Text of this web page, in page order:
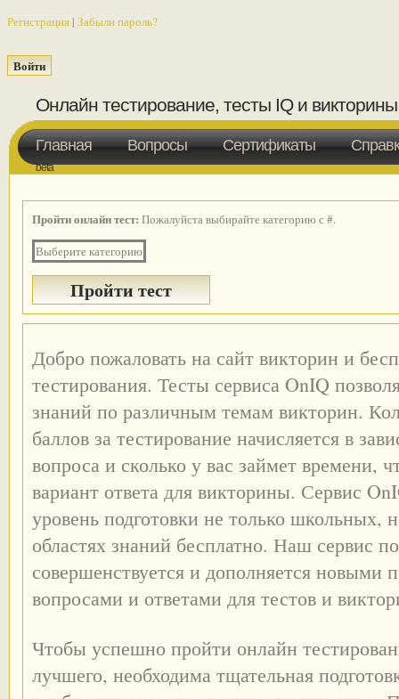
Регистрация | Забыли пароль?
Онлайн тестирование, тесты IQ и
beta
Главная Вопросы Сертификаты
Пройти онлайн тест: Пожалуйста выбирайте категорию с #.
Выберите категорию
Добро пожаловать на сайт викторин и
тестирования. Тесты сервиса OnIQ
знаний по различным темам викторин.
баллов за тестирование начисляется в
вопроса и сколько у вас займет времени,
вариант ответа для викторины. Сервис
уровень подготовки не только школьных,
областях знаний бесплатно. Наш сервис
совершенствуется и дополняется
вопросами и ответами для тестов и
Чтобы успешно пройти онлайн
лучшего, необходима тщательная